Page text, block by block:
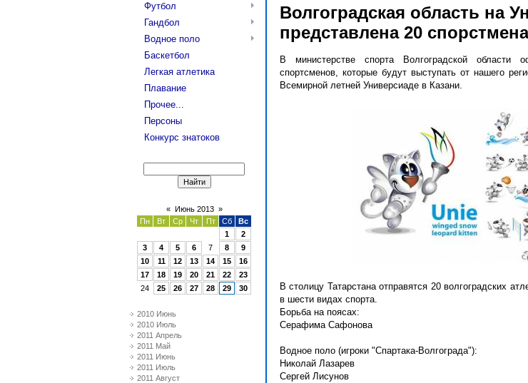
Футбол
Гандбол
Водное поло
Баскетбол
Легкая атлетика
Плавание
Прочее...
Персоны
Конкурс знатоков
« Июнь 2013 »
Пн
Вт Ср Чт Пт Сб
Вс
1
2
3
4 5 6 7 8
9
10
11 12 13 14 15
16
17
18 19 20 21 22
23
24
25 26 27 28 29 30
2010 Июнь
2010 Июль
2011 Апрель
2011 Май
2011 Июнь
2011 Июль
2011 Август
Волгоградская область на
представлена 20
В министерстве спорта Волгоградской области
спортсменов, которые будут выступать от нашего
Всемирной летней Универсиаде в Казани.
В столицу Татарстана отправятся 20 волгоградских
в шести видах спорта.
Борьба на поясах:
Серафима Сафонова
Водное поло (игроки "Спартака-Волгограда"):
Николай Лазарев
Сергей Лисунов